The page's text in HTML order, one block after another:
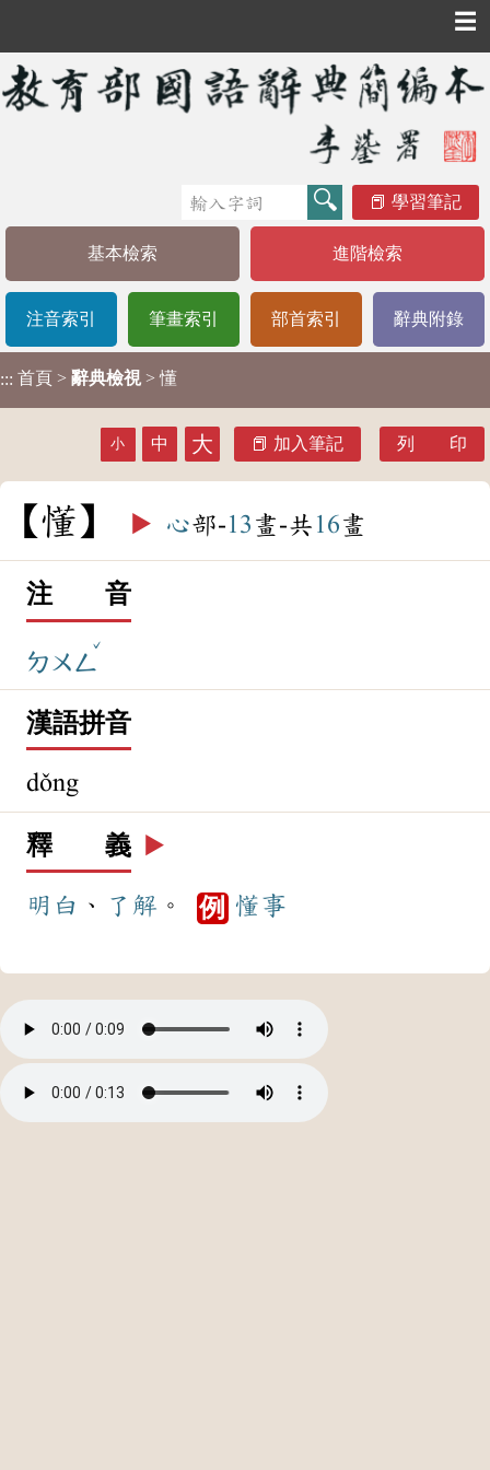
☰
學習筆記
基本檢索 進階檢索
注音索引 筆畫索引 部首索引 辭典附錄
::: 首頁 > 辭典檢視 > 懂
小 中 大 加入筆記 列 印
懂 ▶️ 心部-13 畫-共 16畫
注 音
ㄉㄨㄥ
ˇ
漢語拼音
dǒng
釋 義 ▶️
明白 、 了解 。 例 懂事